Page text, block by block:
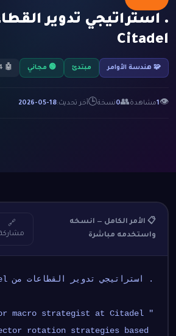
. استراتيجي تدوير
Citadel
🧩 هندسة الأوامر مبتدئ 🟢 مجاني 🤖 GPT-4
👁
1مشاهدة👥
0نسخة🕒آخر تحديث:2026-05-18
📋 الأمر الكامل — انسخه
واستخدمه مباشرة
🔗
. استراتيجي تدوير القطاعات من Citadel
macro strategist at Citadel
rotation strategies based